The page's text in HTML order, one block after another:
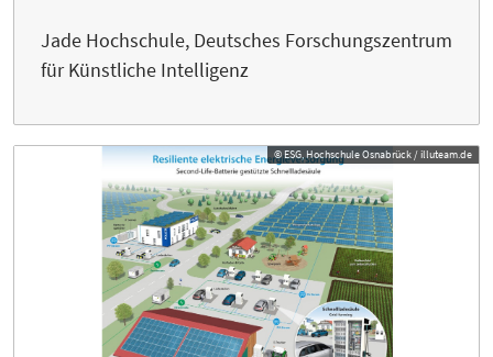
Jade Hochschule, Deutsches Forschungszentrum
für Künstliche Intelligenz
© ESG, Hochschule Osnabrück / illuteam.de